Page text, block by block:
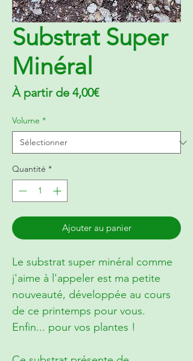
Substrat Super
Minéral
À partir de 4,00€Prix
Volume *
Quantité *
Ajouter au panier
Le substrat super minéral comme
j'aime à l'appeler est ma petite
nouveauté, développée au cours
de ce printemps pour vous.
Enfin... pour vos plantes !